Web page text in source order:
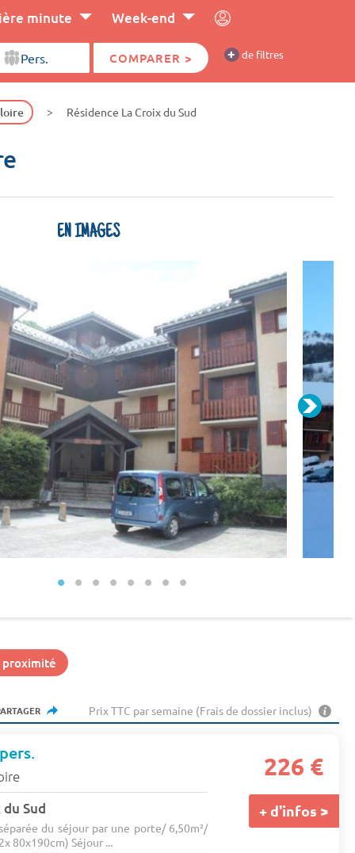
minute Week-end
COMPARER > + de filtres
Résidence La Croix du Sud
EN IMAGES
proximité
Prix TTC par semaine (Frais de dossier inclus)
Sud
du séjour par une porte/ 6,50m²/
80x190cm) Séjour ...
226 €
+ d'infos >